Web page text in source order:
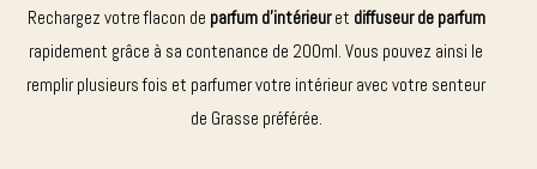
Rechargez votre flacon de parfum d’intérieuret diffuseur de parfum
rapidement grâce à sa contenance de 200ml. Vous pouvez ainsi le
remplir plusieurs fois et parfumer votre intérieur avec votre senteur
de Grasse préférée.